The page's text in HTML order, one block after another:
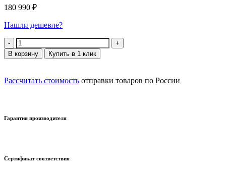
180 990 ₽
Нашли дешевле?
Количество
В корзину Купить в 1 клик
Рассчитать стоимость отправки товаров по России
Гарантия производителя
Сертификат соответствия